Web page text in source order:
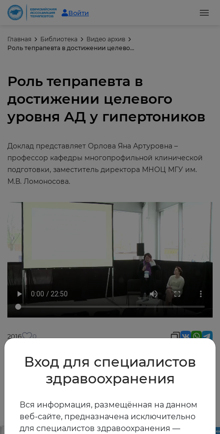
Войти
Главная Библиотека
Видео архив
Роль тепрапевта в достижении целевого уровня АД у гипертоников
Роль тепрапевта в
достижении целевого
уровня АД у гипертоников
Доклад представляет Орлова Яна Артуровна –
профессор кафедры многопрофильной клинической
подготовки, заместитель директора МНОЦ МГУ им.
М.В. Ломоносова.
2016 0
Другие видео
Вход для специалистов
здравоохранения
Вся информация, размещённая на данном
веб-сайте, предназначена исключительно
для специалистов здравоохранения —